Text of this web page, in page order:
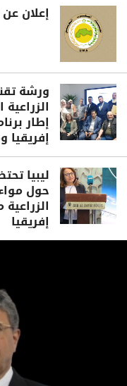
إعلان
ورشة
إطار
إفريقيا
ليبيا
حول
إفريقيا